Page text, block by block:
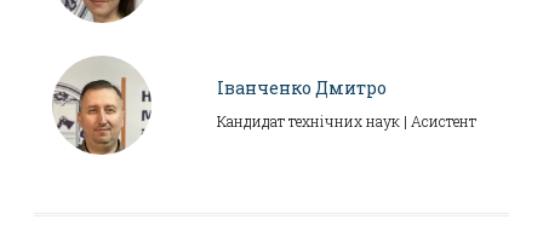
Іванченко Дмитро
Кандидат технічних наук | Асистент